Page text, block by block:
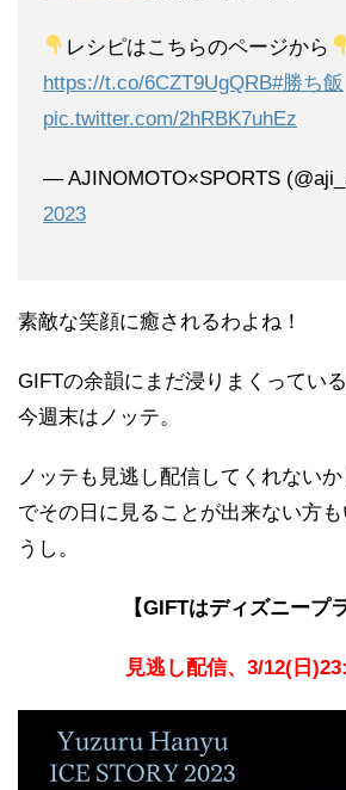
レシピはこちらのページから
https://t.co/6CZT9UgQRB#勝ち飯
pic.twitter.com/2hRBK7uhEz
— AJINOMOTO×SPORTS
2023
素敵な笑顔に癒されるわよね！
GIFTの余韻にまだ浸りまくってい
今週末はノッテ。
ノッテも見逃し配信してくれない
でその日に見ることが出来ない方
うし。
【GIFTはディズニープ
見逃し配信、3/12(日